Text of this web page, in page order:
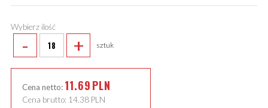
Wybierz ilość
- + sztuk
Cena netto: 11.69PLN
Cena brutto: 14.38 PLN